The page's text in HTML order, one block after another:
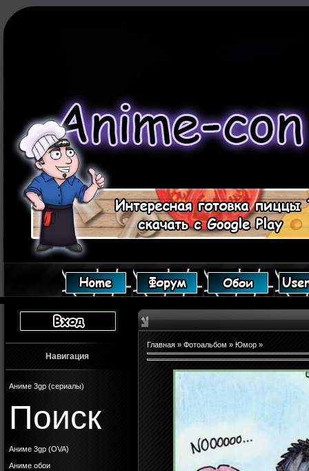
Навигация
Аниме 3gp (сериалы)
Поиск
Аниме 3gp (OVA)
Аниме обои
Главная » Фотоальбом » Юмор »